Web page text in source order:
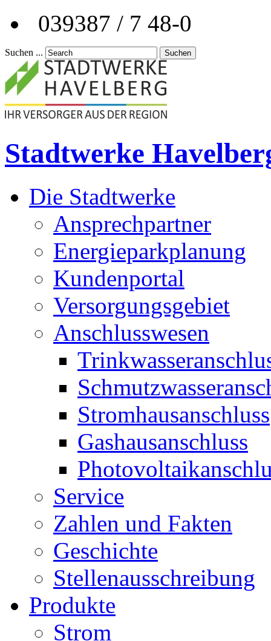
039387 / 7 48-0
Suchen ... Suchen
Stadtwerke
Die Stadtwerke
Ansprechpartner
Energieparkplanung
Kundenportal
Versorgungsgebiet
Anschlusswesen
Stromhausanschluss
Gashausanschluss
Service
Zahlen und Fakten
Geschichte
Stellenausschreibung
Produkte
Strom